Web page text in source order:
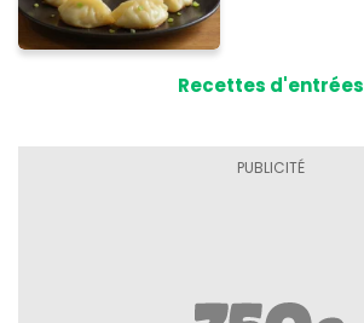
Recettes d'entrées